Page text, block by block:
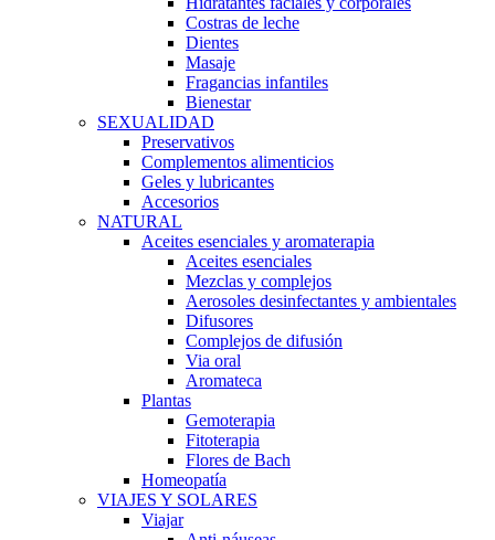
Costras de leche
Dientes
Masaje
Fragancias infantiles
Bienestar
SEXUALIDAD
Preservativos
Complementos alimenticios
Geles y lubricantes
Accesorios
NATURAL
Aceites esenciales y aromaterapia
Aceites esenciales
Mezclas y complejos
Aerosoles desinfectantes y ambientales
Difusores
Complejos de difusión
Via oral
Aromateca
Plantas
Gemoterapia
Fitoterapia
Flores de Bach
Homeopatía
VIAJES Y SOLARES
Viajar